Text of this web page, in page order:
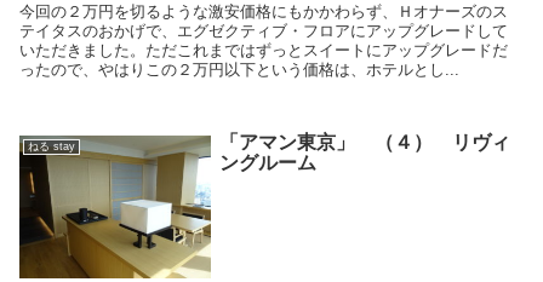
今回の２万円を切るような激安価格にもかかわらず、Ｈオナーズのス
テイタスのおかげで、エグゼクティブ・フロアにアップグレードして
いただきました。ただこれまではずっとスイートにアップグレードだ
ったので、やはりこの２万円以下という価格は、ホテルとし...
ねる stay
「アマン東京」 （４） リヴィ
ングルーム